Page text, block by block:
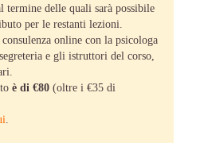
termine delle quali sarà possibile
per le restanti lezioni.
online con la psicologa
e gli istruttori del corso,
è di €80 (oltre i €35 di